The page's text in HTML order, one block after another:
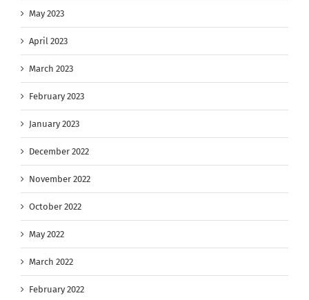
May 2023
April 2023
March 2023
February 2023
January 2023
December 2022
November 2022
October 2022
May 2022
March 2022
February 2022